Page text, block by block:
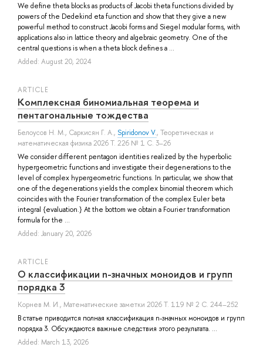
We define theta blocks as products of Jacobi theta functions divided by
powers of the Dedekind eta function and show that they give a new
powerful method to construct Jacobi forms and Siegel modular forms, with
applications also in lattice theory and algebraic geometry. One of the
central questions is when a theta block defines a ...
Added: August 20, 2024
ARTICLE
Комплексная биномиальная теорема и
пентагональные тождества
Белоусов Н. М., Саркисян Г. А., Spiridonov V., Теоретическая и
математическая физика 2026 Т. 226 № 1 С. 3–26
We consider different pentagon identities realized by the hyperbolic
hypergeometric functions and investigate their degenerations to the
level of complex hypergeometric functions. In particular, we show that
one of the degenerations yields the complex binomial theorem which
coincides with the Fourier transformation of the complex Euler beta
integral {evaluation.} At the bottom we obtain a Fourier transformation
formula for the ...
Added: January 20, 2026
ARTICLE
О классификации n-значных моноидов и групп
порядка 3
Корнев М. И., Математические заметки 2026 Т. 119 № 2 С. 244–252
В статье приводится полная классификация n-значных моноидов и групп
порядка 3. Обсуждаются важные следствия этого результата. ...
Added: March 13, 2026